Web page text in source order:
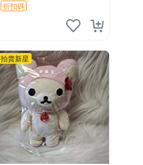
折扣碼
拍賣新星